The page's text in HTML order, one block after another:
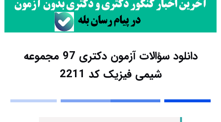
دانلود سؤالات آزمون دکتری 97 مجموعه
شیمی فیزیک کد 2211